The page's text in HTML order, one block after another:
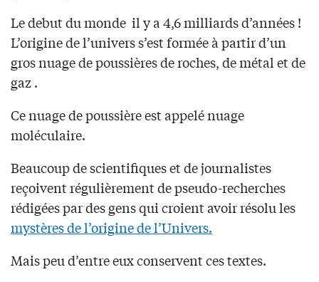
Le debut du monde il y a 4,6 milliards d’années !
L’origine de l’univers s’est formée à partir d’un
gros nuage de poussières de roches, de métal et de
gaz .
Ce nuage de poussière est appelé nuage
moléculaire.
Beaucoup de scientifiques et de journalistes
reçoivent régulièrement de pseudo-recherches
rédigées par des gens qui croient avoir résolu les
mystères de l’origine de l’Univers.
Mais peu d’entre eux conservent ces textes.